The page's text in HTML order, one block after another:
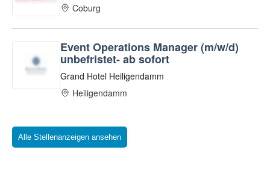
Alle Stellenanzeigen ansehen